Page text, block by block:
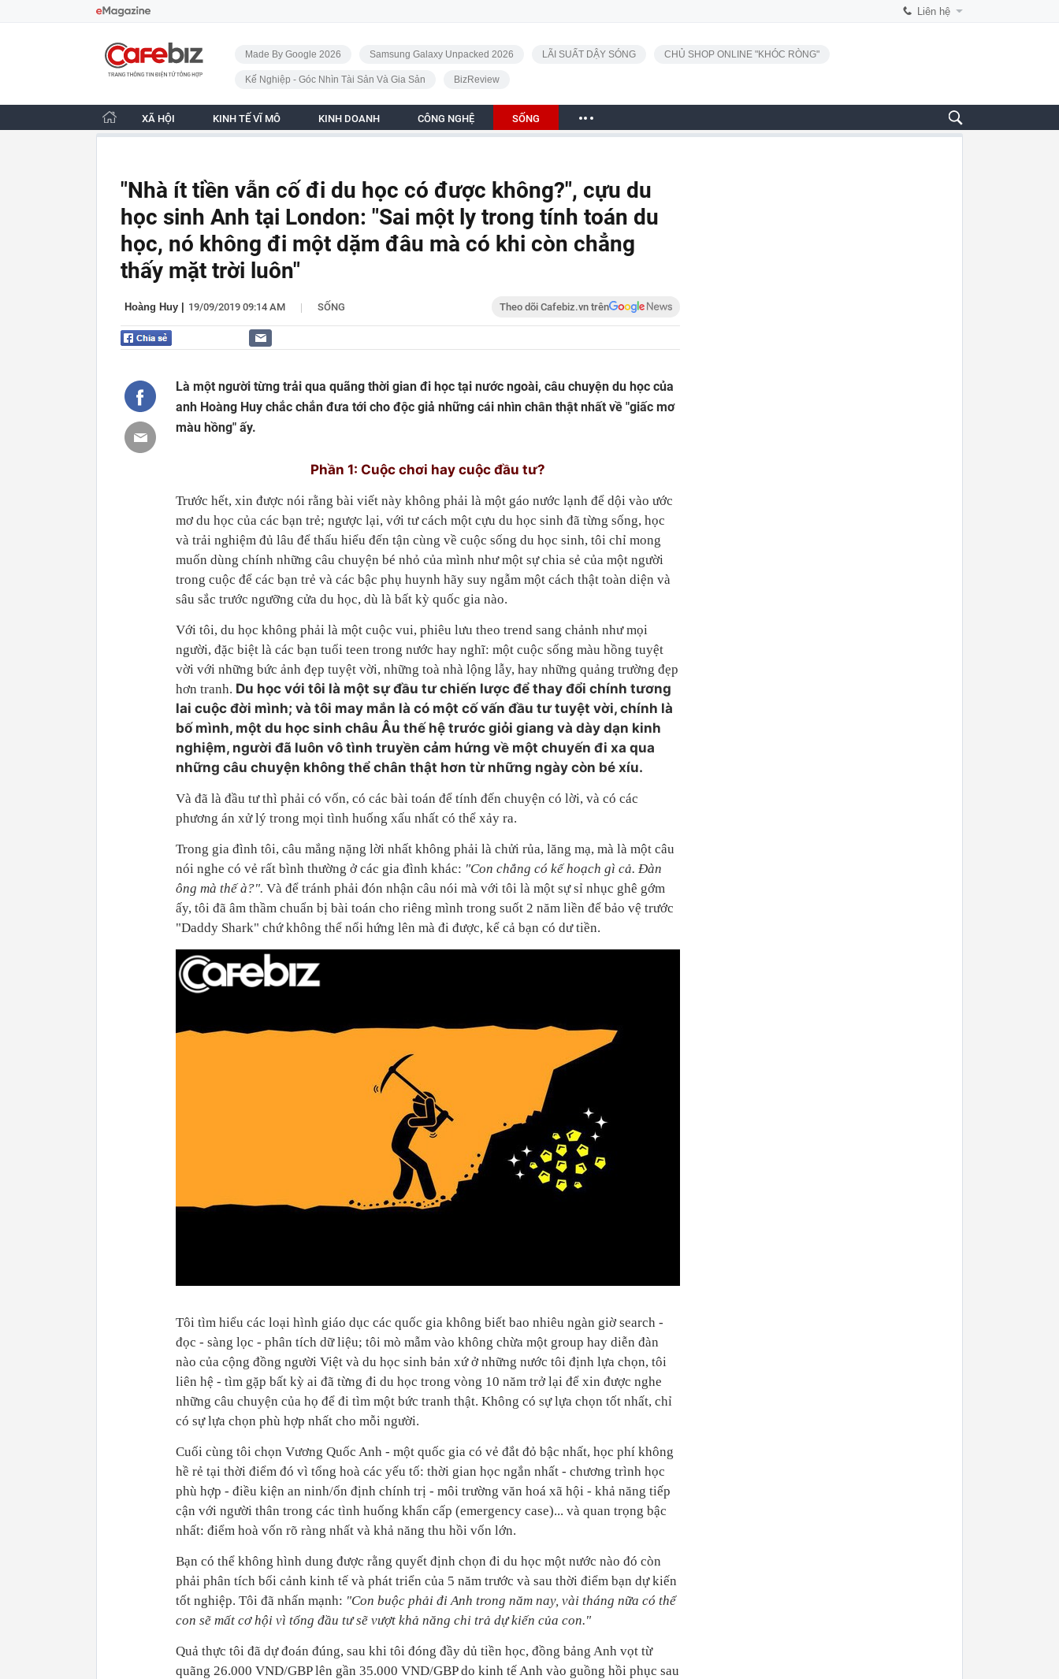
Liên hệ
CafeBiz - Trang chủ
Made By Google 2026 Samsung Galaxy Unpacked 2026 LÃI SUẤT DẬY SÓNG CHỦ SHOP ONLINE "KHÓC RÒNG"
Kế Nghiệp - Góc Nhìn Tài Sản Và Gia Sản BizReview
XÃ HỘI KINH TẾ VĨ MÔ KINH DOANH CÔNG NGHỆ SỐNG
"Nhà ít tiền vẫn cố đi du học có được không?", cựu du
học sinh Anh tại London: "Sai một ly trong tính toán du
học, nó không đi một dặm đâu mà có khi còn chẳng
thấy mặt trời luôn"
Hoàng Huy 19/09/2019 09:14 AM | SỐNG Theo dõi Cafebiz.vn trên
Là một người từng trải qua quãng thời gian đi học tại nước ngoài, câu chuyện du học của
anh Hoàng Huy chắc chắn đưa tới cho độc giả những cái nhìn chân thật nhất về "giấc mơ
màu hồng" ấy.
Phần 1: Cuộc chơi hay cuộc đầu tư?
Trước hết, xin được nói rằng bài viết này không phải là một gáo nước lạnh để dội vào ước
mơ du học của các bạn trẻ; ngược lại, với tư cách một cựu du học sinh đã từng sống, học
và trải nghiệm đủ lâu để thấu hiểu đến tận cùng về cuộc sống du học sinh, tôi chỉ mong
muốn dùng chính những câu chuyện bé nhỏ của mình như một sự chia sẻ của một người
trong cuộc để các bạn trẻ và các bậc phụ huynh hãy suy ngẫm một cách thật toàn diện và
sâu sắc trước ngưỡng cửa du học, dù là bất kỳ quốc gia nào.
Với tôi, du học không phải là một cuộc vui, phiêu lưu theo trend sang chảnh như mọi
người, đặc biệt là các bạn tuổi teen trong nước hay nghĩ: một cuộc sống màu hồng tuyệt
vời với những bức ảnh đẹp tuyệt vời, những toà nhà lộng lẫy, hay những quảng trường đẹp
hơn tranh. Du học với tôi là một sự đầu tư chiến lược để thay đổi chính tương
lai cuộc đời mình; và tôi may mắn là có một cố vấn đầu tư tuyệt vời, chính là
bố mình, một du học sinh châu Âu thế hệ trước giỏi giang và dày dạn kinh
nghiệm, người đã luôn vô tình truyền cảm hứng về một chuyến đi xa qua
những câu chuyện không thể chân thật hơn từ những ngày còn bé xíu.
Và đã là đầu tư thì phải có vốn, có các bài toán để tính đến chuyện có lời, và có các
phương án xử lý trong mọi tình huống xấu nhất có thể xảy ra.
Trong gia đình tôi, câu mắng nặng lời nhất không phải là chửi rủa, lăng mạ, mà là một câu
nói nghe có vẻ rất bình thường ở các gia đình khác: "Con chẳng có kế hoạch gì cả. Đàn
ông mà thế à?". Và để tránh phải đón nhận câu nói mà với tôi là một sự sỉ nhục ghê gớm
ấy, tôi đã âm thầm chuẩn bị bài toán cho riêng mình trong suốt 2 năm liền để bảo vệ trước
"Daddy Shark" chứ không thể nổi hứng lên mà đi được, kể cả bạn có dư tiền.
Tôi tìm hiểu các loại hình giáo dục các quốc gia không biết bao nhiêu ngàn giờ search -
đọc - sàng lọc - phân tích dữ liệu; tôi mò mẫm vào không chừa một group hay diễn đàn
nào của cộng đồng người Việt và du học sinh bản xứ ở những nước tôi định lựa chọn, tôi
liên hệ - tìm gặp bất kỳ ai đã từng đi du học trong vòng 10 năm trở lại để xin được nghe
những câu chuyện của họ để đi tìm một bức tranh thật. Không có sự lựa chọn tốt nhất, chỉ
có sự lựa chọn phù hợp nhất cho mỗi người.
Cuối cùng tôi chọn Vương Quốc Anh - một quốc gia có vẻ đắt đỏ bậc nhất, học phí không
hề rẻ tại thời điểm đó vì tổng hoà các yếu tố: thời gian học ngắn nhất - chương trình học
phù hợp - điều kiện an ninh/ổn định chính trị - môi trường văn hoá xã hội - khả năng tiếp
cận với người thân trong các tình huống khẩn cấp (emergency case)... và quan trọng bậc
nhất: điểm hoà vốn rõ ràng nhất và khả năng thu hồi vốn lớn.
Bạn có thể không hình dung được rằng quyết định chọn đi du học một nước nào đó còn
phải phân tích bối cảnh kinh tế và phát triển của 5 năm trước và sau thời điểm bạn dự kiến
tốt nghiệp. Tôi đã nhấn mạnh: "Con buộc phải đi Anh trong năm nay, vài tháng nữa có thể
con sẽ mất cơ hội vì tổng đầu tư sẽ vượt khả năng chi trả dự kiến của con."
Quả thực tôi đã dự đoán đúng, sau khi tôi đóng đầy dủ tiền học, đồng bảng Anh vọt từ
quãng 26.000 VND/GBP lên gần 35.000 VND/GBP do kinh tế Anh vào guồng hồi phục sau